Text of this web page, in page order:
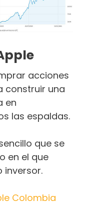
acciones
construir una
en
las espaldas.
que se
en el que
inversor.
Colombia